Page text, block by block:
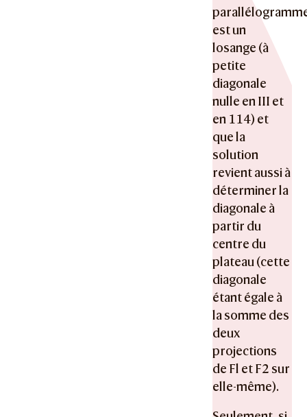
est un
losange (à
petite
diagonale
nulle en III et
en 114) et
que la
solution
revient aussi à
déterminer la
diagonale à
partir du
centre du
plateau (cette
diagonale
étant égale à
la somme des
deux
projections
de Fl et F2 sur
elle-même).